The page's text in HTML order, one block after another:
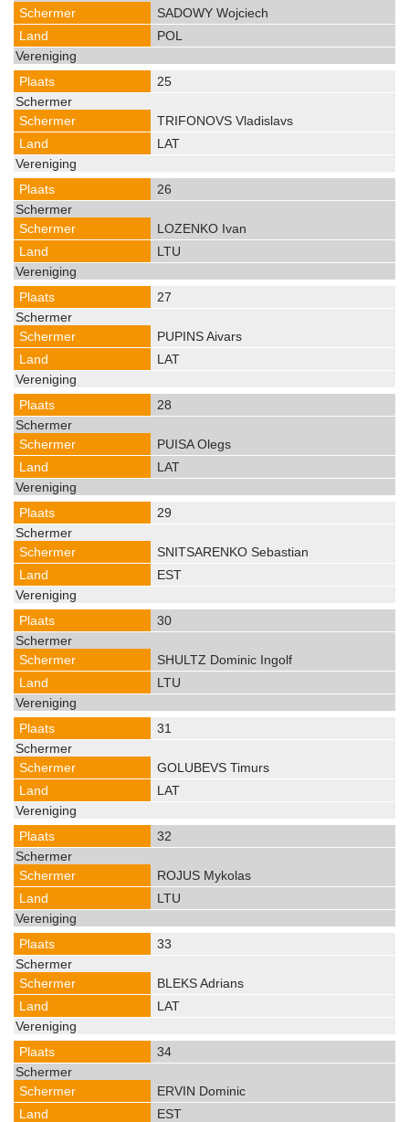
SADOWY Wojciech
POL
25
TRIFONOVS Vladislavs
LAT
26
LOZENKO Ivan
LTU
27
PUPINS Aivars
LAT
28
PUISA Olegs
LAT
29
SNITSARENKO Sebastian
EST
30
SHULTZ Dominic Ingolf
LTU
31
GOLUBEVS Timurs
LAT
32
ROJUS Mykolas
LTU
33
BLEKS Adrians
LAT
34
ERVIN Dominic
EST